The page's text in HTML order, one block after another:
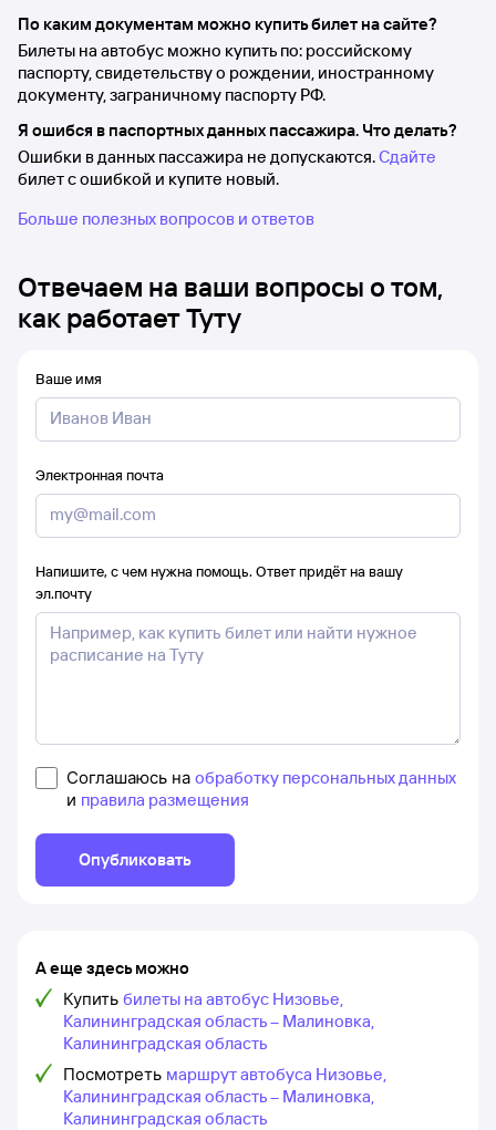
По каким документам можно купить билет на сайте?
Билеты на автобус можно купить по: российскому
паспорту, свидетельству о рождении, иностранному
документу, заграничному паспорту РФ.
Я ошибся в паспортных данных пассажира. Что делать?
Ошибки в данных пассажира не допускаются.Сдайте
билет с ошибкой и купите новый.
Больше полезных вопросов и ответов
Отвечаем на ваши вопросы о том,
как работает Туту
Ваше имя
Электронная почта
Напишите, с чем нужна помощь. Ответ придёт на вашу
эл.почту
Соглашаюсь на обработку персональных данных
и правила размещения
Опубликовать
А еще здесь можно
Купить билеты на автобус Низовье,
Калининградская область – Малиновка,
Калининградская область
Посмотреть маршрут автобуса Низовье,
Калининградская область – Малиновка,
Калининградская область